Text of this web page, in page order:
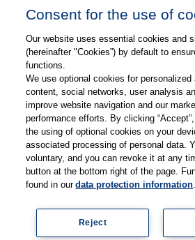
Karriere
Kontakt
Web-Semniare
Anwenderberichte
Partner
Consent for the use of
Our website uses essential cookies and
(hereinafter "Cookies”) by default to
functions.
We use optional cookies for personalized
content, social networks, user analysis
improve website navigation and our
performance efforts. By clicking
the using of optional cookies on your
associated processing of personal data.
voluntary, and you can revoke it at any
button at the bottom right of the page.
found in ourdata protection information.
Reject